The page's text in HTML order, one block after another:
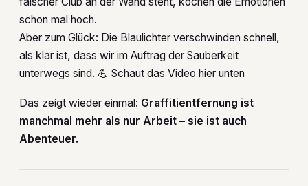
schon mal hoch.
Aber zum Glück: Die Blaulichter verschwinden schnell,
als klar ist, dass wir im Auftrag der Sauberkeit
unterwegs sind. 💪 Schaut das Video hier unten
Das zeigt wieder einmal: Graffitientfernung ist
manchmal mehr als nur Arbeit – sie ist auch
Abenteuer.